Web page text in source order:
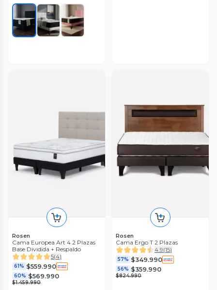
Rosen
Cama Europea Art 4 2 Plazas
Base Dividida + Respaldo
5(4)
61% $559.990
60% $569.990
$1.459.990
Rosen
Cama Ergo T 2 Plazas
4.9(15)
57% $349.990
56% $359.990
$824.990